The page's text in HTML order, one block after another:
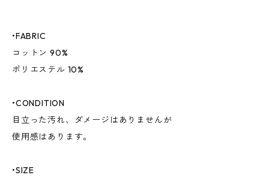
•FABRIC
コットン 90%
ポリエステル 10%
•CONDITION
目立った汚れ、ダメージはありませんが
使用感はあります。
•SIZE